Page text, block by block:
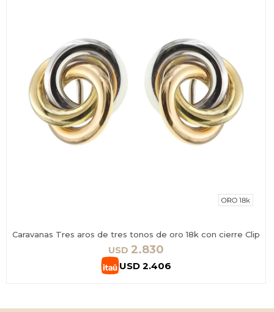
Caravanas Tres aros de tres tonos de oro 18k con cierre Clip
USD 2.830
USD 2.406